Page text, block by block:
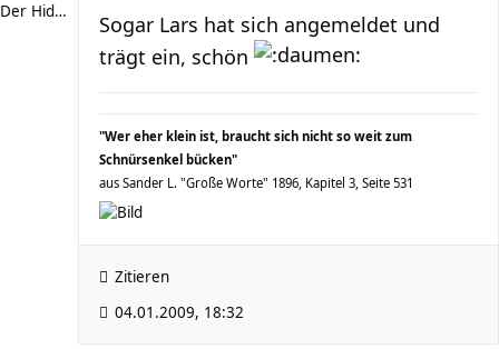
Der Hiddestorfer
Sogar Lars hat sich angemeldet und
trägt ein, schön
"Wer eher klein ist, braucht sich nicht so weit zum
Schnürsenkel bücken"
aus Sander L. "Große Worte" 1896, Kapitel 3, Seite 531
Zitieren
04.01.2009, 18:32